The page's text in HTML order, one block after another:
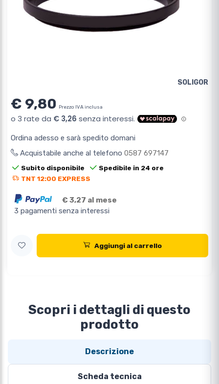
SOLIGOR
€ 9,80 Prezzo IVA inclusa
Ordina adesso e sarà spedito domani
Acquistabile anche al telefono 0587 697147
Subito disponibile
Spedibile in 24 ore
TNT 12:00 EXPRESS
€ 3,27 al mese
3 pagamenti senza interessi
Aggiungi al carrello
Scopri i dettagli di questo
prodotto
Descrizione
Scheda tecnica